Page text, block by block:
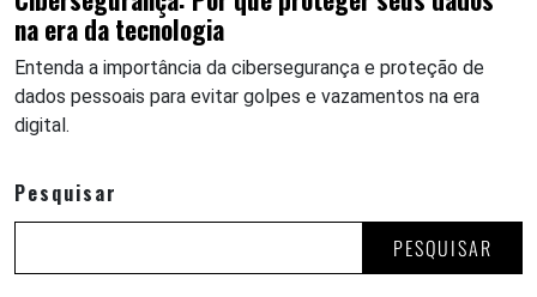
na era da tecnologia
Entenda a importância da cibersegurança e proteção de
dados pessoais para evitar golpes e vazamentos na era
digital.
Pesquisar
PESQUISAR